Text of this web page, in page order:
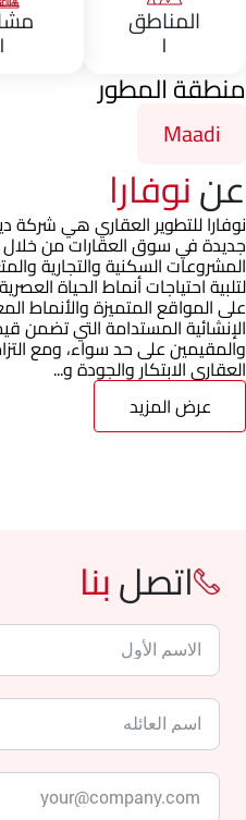
المناطق
١ ١
منطقة المطور
Maadi
عننوفارا
نوفارا للتطوير العقاري هي شركة
جديدة في سوق العقارات من
المشروعات السكنية والتجارية
لتلبية احتياجات أنماط الحياة
على المواقع المتميزة والأنماط
الإنشائية المستدامة التي تضمن
والمقيمين على حد سواء، ومع
العقاري الابتكار والجودة و...
عرض المزيد
اتصلبنا